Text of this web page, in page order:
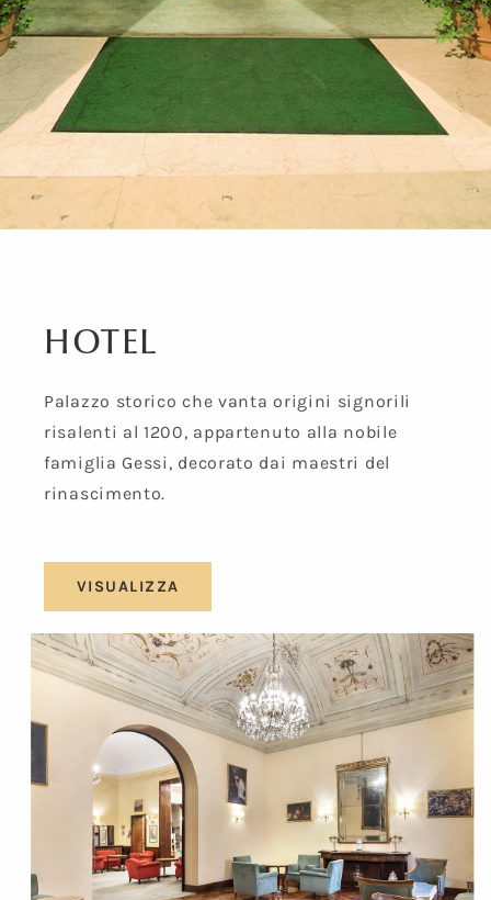
HOTEL
Palazzo storico che vanta origini signorili
risalenti al 1200, appartenuto alla nobile
famiglia Gessi, decorato dai maestri del
rinascimento.
VISUALIZZA